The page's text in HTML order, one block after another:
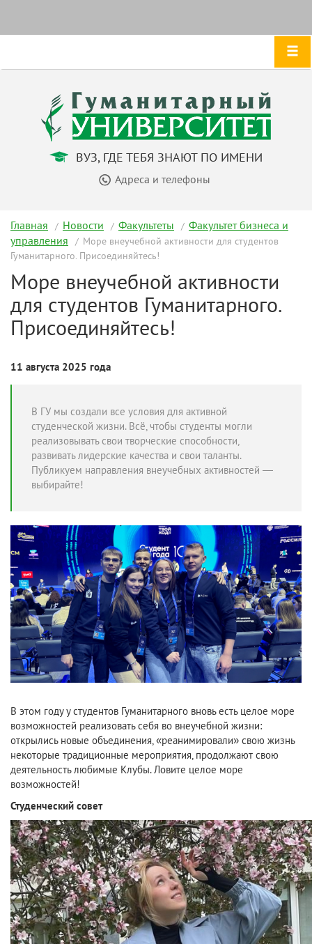
ВУЗ, ГДЕ ТЕБЯ ЗНАЮТ ПО ИМЕНИ
Адреса и телефоны
Главная Новости Факультеты
Факультет бизнеса и
управления
Море внеучебной активности для студентов
Гуманитарного. Присоединяйтесь!
Море внеучебной активности
для студентов Гуманитарного.
Присоединяйтесь!
11 августа 2025 года
В ГУ мы создали все условия для активной
студенческой жизни. Всё, чтобы студенты могли
реализовывать свои творческие способности,
развивать лидерские качества и свои таланты.
Публикуем направления внеучебных активностей —
выбирайте!
В этом году у студентов Гуманитарного вновь есть целое море
возможностей реализовать себя во внеучебной жизни:
открылись новые объединения, «реанимировали» свою жизнь
некоторые традиционные мероприятия, продолжают свою
деятельность любимые Клубы. Ловите целое море
возможностей!
Студенческий совет